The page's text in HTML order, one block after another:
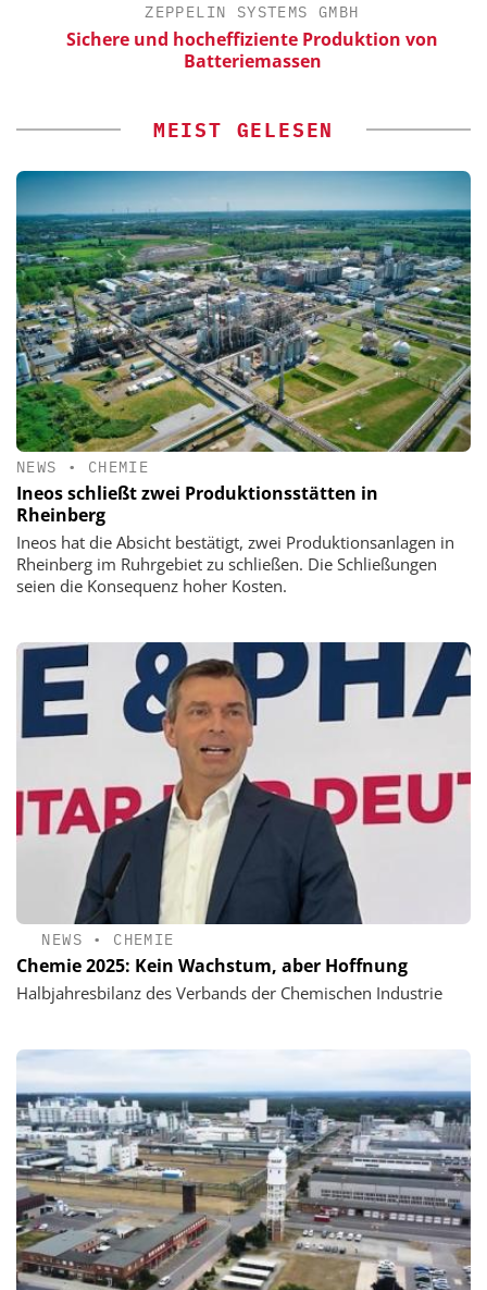
ZEPPELIN SYSTEMS GMBH
Sichere und hocheffiziente Produktion von
Batteriemassen
MEIST GELESEN
NEWS • CHEMIE
Ineos schließt zwei Produktionsstätten in
Rheinberg
Ineos hat die Absicht bestätigt, zwei Produktionsanlagen in
Rheinberg im Ruhrgebiet zu schließen. Die Schließungen
seien die Konsequenz hoher Kosten.
NEWS • CHEMIE
Chemie 2025: Kein Wachstum, aber Hoffnung
Halbjahresbilanz des Verbands der Chemischen Industrie